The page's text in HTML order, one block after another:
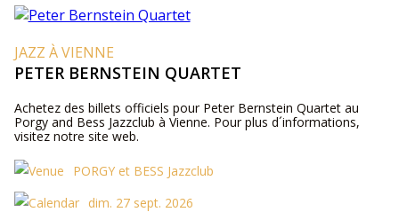
JAZZ À VIENNE
PETER BERNSTEIN QUARTET
Achetez des billets officiels pour Peter Bernstein Quartet au
Porgy and Bess Jazzclub à Vienne. Pour plus d´informations,
visitez notre site web.
PORGY et BESS Jazzclub
dim. 27 sept. 2026